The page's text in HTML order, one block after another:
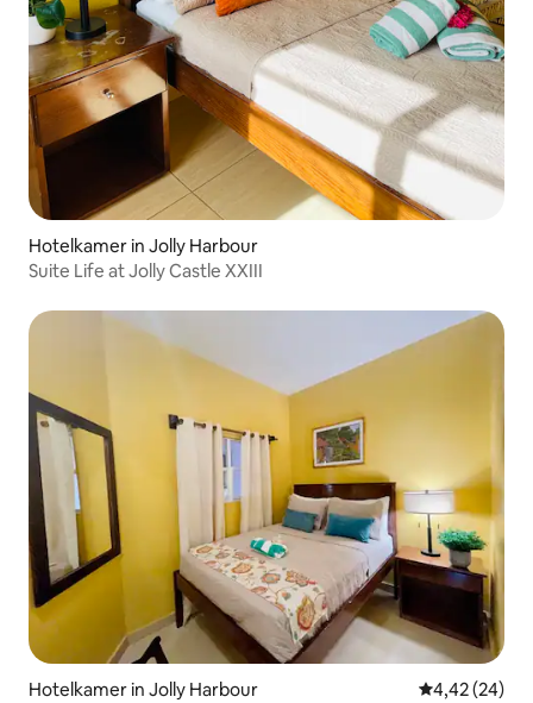
Hotelkamer in Jolly Harbour
Suite Life at Jolly Castle XXIII
Hotelkamer in Jolly Harbour Gemiddelde
4,42 (24)